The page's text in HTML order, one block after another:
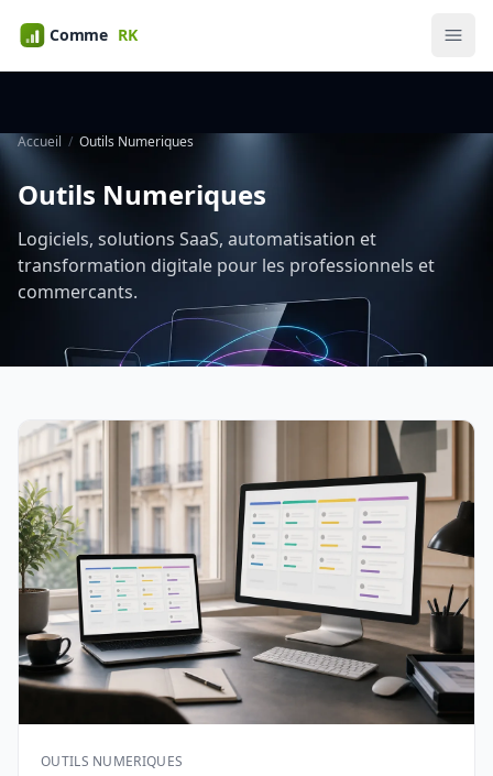
Accueil Outils Numeriques
Outils Numeriques
Logiciels, solutions SaaS, automatisation et
transformation digitale pour les professionnels et
commercants.
OUTILS NUMERIQUES